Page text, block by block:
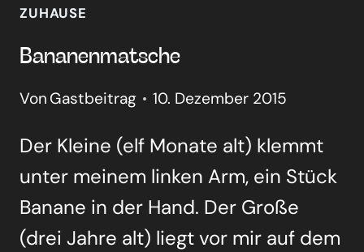
ZUHAUSE
Bana­nen­mat­sche
Von Gastbeitrag 10. Dezember 2015
Der Klei­ne (elf Mona­te alt) klemmt
unter mei­nem lin­ken Arm, ein Stück
Bana­ne in der Hand. Der Gro­ße
(drei Jah­re alt) liegt vor mir auf dem